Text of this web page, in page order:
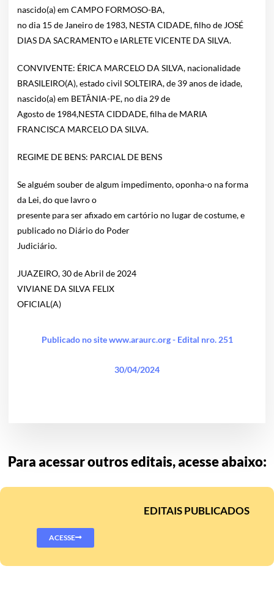
nascido(a) em CAMPO FORMOSO-BA,
no dia 15 de Janeiro de 1983, NESTA CIDADE, filho de JOSÉ
DIAS DA SACRAMENTO e IARLETE VICENTE DA SILVA.
CONVIVENTE: ÉRICA MARCELO DA SILVA, nacionalidade
BRASILEIRO(A), estado civil SOLTEIRA, de 39 anos de idade,
nascido(a) em BETÂNIA-PE, no dia 29 de
Agosto de 1984,NESTA CIDDADE, filha de MARIA
FRANCISCA MARCELO DA SILVA.
REGIME DE BENS: PARCIAL DE BENS
Se alguém souber de algum impedimento, oponha-o na forma
da Lei, do que lavro o
presente para ser afixado em cartório no lugar de costume, e
publicado no Diário do Poder
Judiciário.
JUAZEIRO, 30 de Abril de 2024
VIVIANE DA SILVA FELIX
OFICIAL(A)
Publicado no site www.araurc.org - Edital nro. 251
30/04/2024
Para acessar outros editais, acesse abaixo:
EDITAIS PUBLICADOS
ACESSE